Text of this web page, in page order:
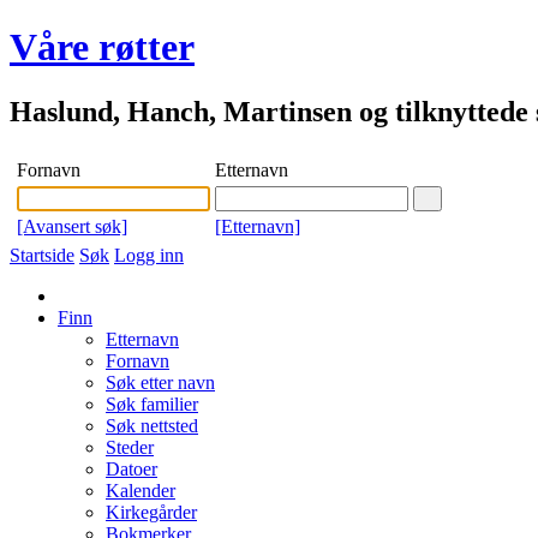
Våre røtter
Haslund, Hanch, Martinsen og tilknyttede
Fornavn Etternavn
[Avansert søk]
[Etternavn]
Startside Søk Logg inn
Finn
Etternavn
Fornavn
Søk etter navn
Søk familier
Søk nettsted
Steder
Datoer
Kalender
Kirkegårder
Bokmerker